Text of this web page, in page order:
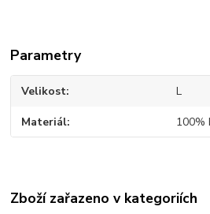
Parametry
Velikost L
Materiál 100%
Zboží zařazeno v kategoriích